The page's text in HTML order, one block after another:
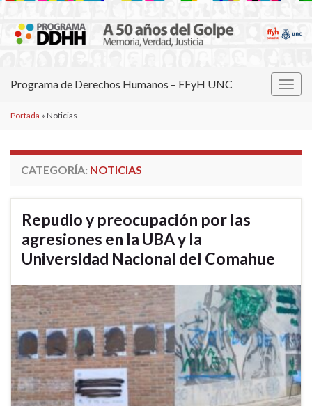
Programa de Derechos Humanos – FFyH UNC
Portada » Noticias
CATEGORÍA: NOTICIAS
Repudio y preocupación por las
agresiones en la UBA y la
Universidad Nacional del Comahue